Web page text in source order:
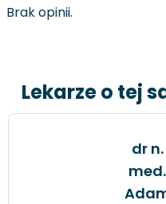
Brak opinii.
Lekarze o tej
dr n.
med.